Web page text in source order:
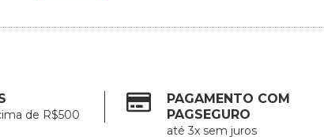
de R$500
PAGAMENTO COM
PAGSEGURO
até 3x sem juros